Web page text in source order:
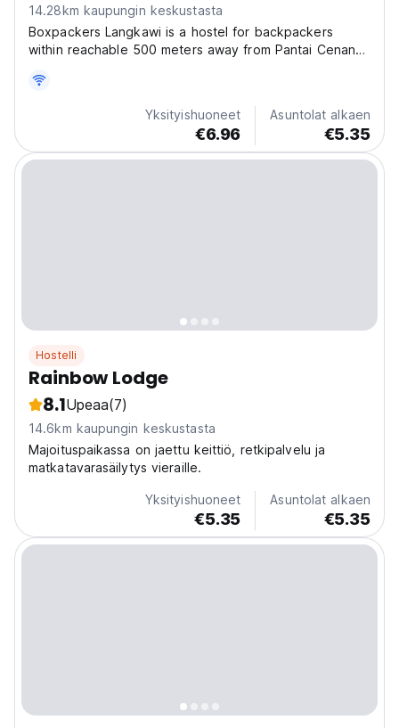
14.28km kaupungin keskustasta
Boxpackers Langkawi is a hostel for backpackers
within reachable 500 meters away from Pantai Cenang
packaging, scooter rental, & ferry information. Property
area is a non-smoking rooms or shared dormitories...
Yksityishuoneet
€6.96
Asuntolat alkaen
€5.35
Hostelli
Rainbow Lodge
8.1Upeaa(7)
14.6km kaupungin keskustasta
Majoituspaikassa on jaettu keittiö, retkipalvelu ja
matkatavarasäilytys vieraille.
Yksityishuoneet
€5.35
Asuntolat alkaen
€5.35